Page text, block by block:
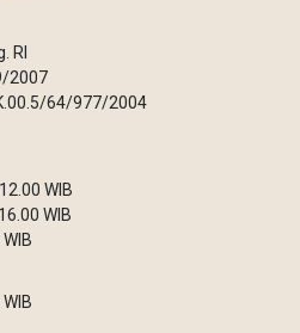
RI
2007
64/977/2004
WIB
WIB